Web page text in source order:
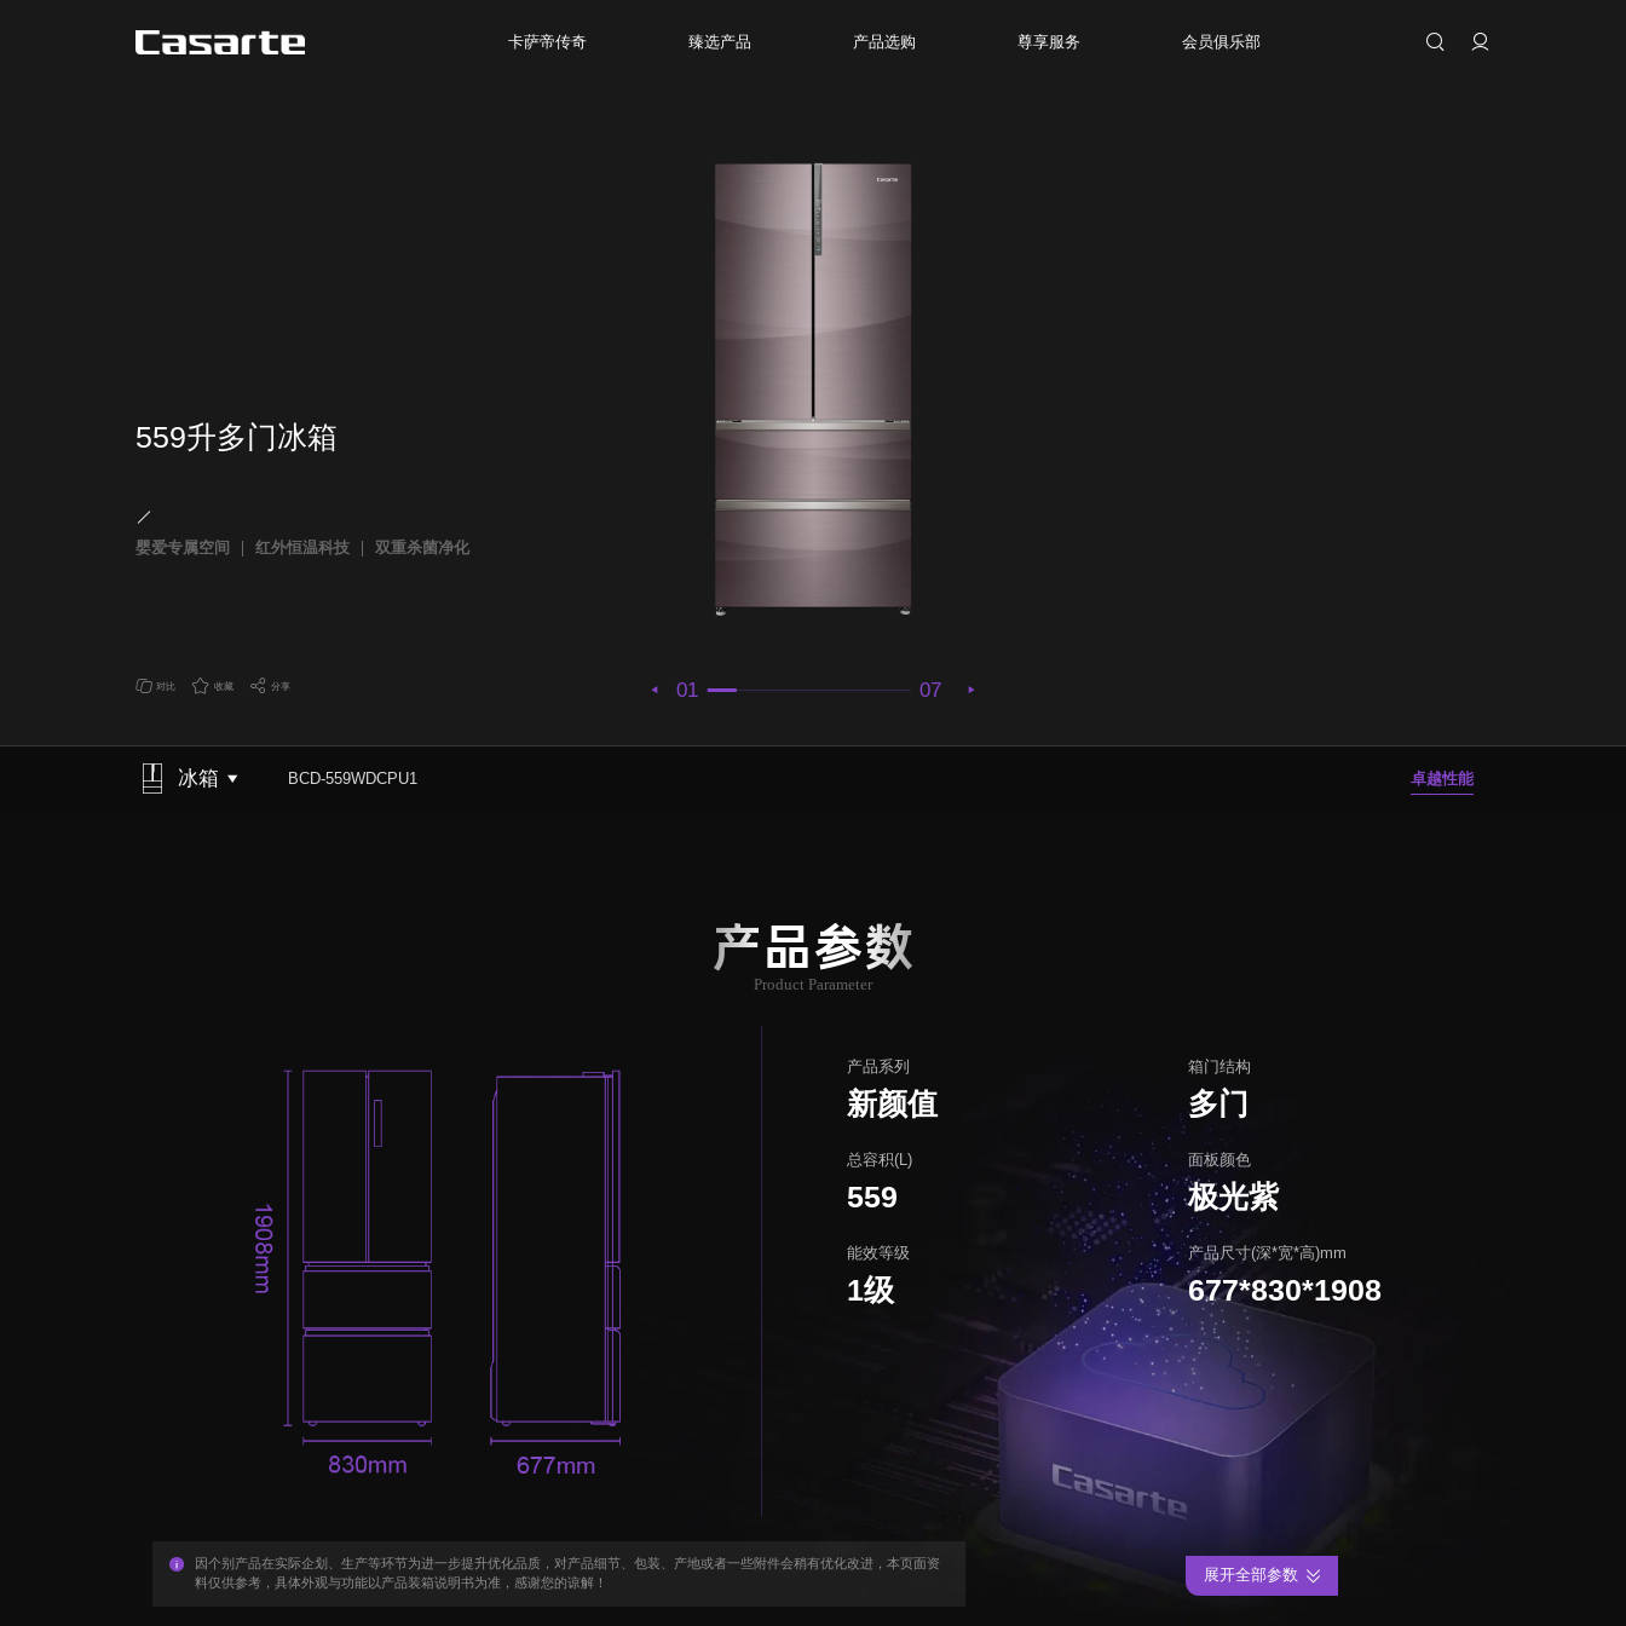
卡萨帝传奇 臻选产品 产品选购 尊享服务 会员俱乐部
01 07
559升多门冰箱
婴爱专属空间 红外恒温科技 双重杀菌净化
对比 收藏 分享
冰箱 BCD-559WDCPU1 卓越性能
产品参数
Product Parameter
产品系列
新颜值
箱门结构
多门
总容积(L)
559
面板颜色
极光紫
能效等级
1级
产品尺寸(深*宽*高)mm
677*830*1908
因个别产品在实际企划、生产等环节为进一步提升优化品质，对产品细节、包装、产地或者一些附件会稍有优化改进，本页面资
料仅供参考，具体外观与功能以产品装箱说明书为准，感谢您的谅解！
展开全部参数